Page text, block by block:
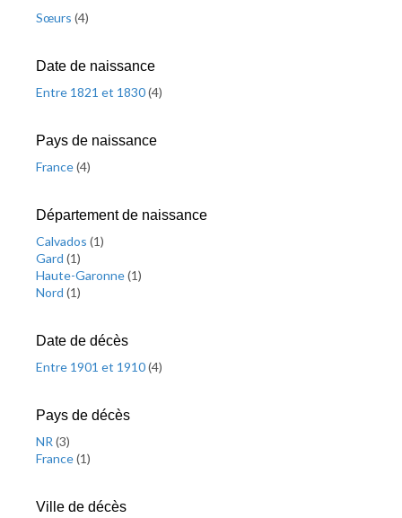
Sœurs (4)
Date de naissance
Entre 1821 et 1830(4)
Pays de naissance
France(4)
Département de naissance
Calvados (1)
Gard (1)
Haute-Garonne(1)
Nord (1)
Date de décès
Entre 1901 et 1910(4)
Pays de décès
NR (3)
France(1)
Ville de décès